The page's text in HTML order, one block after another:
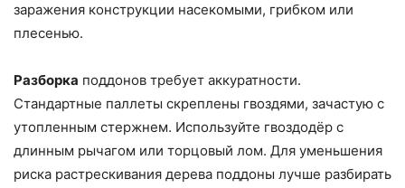
заражения конструкции насекомыми, грибком или
плесенью.
Разборка поддонов требует аккуратности.
Стандартные паллеты скреплены гвоздями, зачастую с
утопленным стержнем. Используйте гвоздодёр с
длинным рычагом или торцовый лом. Для уменьшения
риска растрескивания дерева поддоны лучше разбирать